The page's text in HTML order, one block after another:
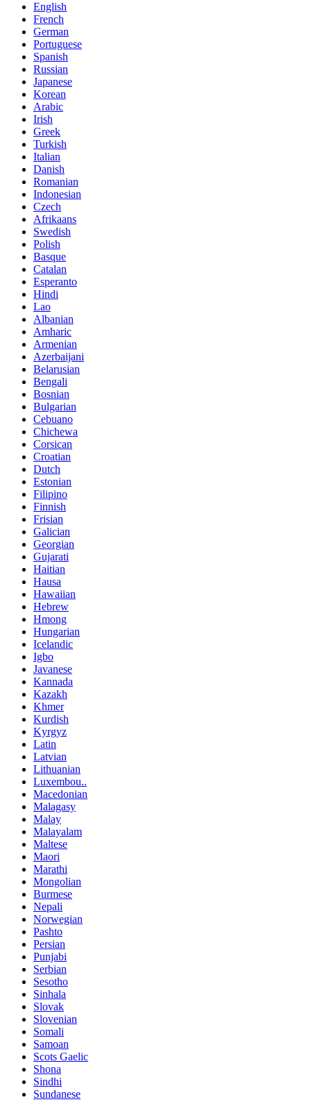
English
French
German
Portuguese
Spanish
Russian
Japanese
Korean
Arabic
Irish
Greek
Turkish
Italian
Danish
Romanian
Indonesian
Czech
Afrikaans
Swedish
Polish
Basque
Catalan
Esperanto
Hindi
Lao
Albanian
Amharic
Armenian
Azerbaijani
Belarusian
Bengali
Bosnian
Bulgarian
Cebuano
Chichewa
Corsican
Croatian
Dutch
Estonian
Filipino
Finnish
Frisian
Galician
Georgian
Gujarati
Haitian
Hausa
Hawaiian
Hebrew
Hmong
Hungarian
Icelandic
Igbo
Javanese
Kannada
Kazakh
Khmer
Kurdish
Kyrgyz
Latin
Latvian
Lithuanian
Luxembou..
Macedonian
Malagasy
Malay
Malayalam
Maltese
Maori
Marathi
Mongolian
Burmese
Nepali
Norwegian
Pashto
Persian
Punjabi
Serbian
Sesotho
Sinhala
Slovak
Slovenian
Somali
Samoan
Scots Gaelic
Shona
Sindhi
Sundanese